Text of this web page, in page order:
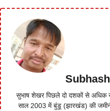
सुभाष शेखर पिछले दो दशकों से अधिक
साल 2003 में बुंडू (झारखंड) की